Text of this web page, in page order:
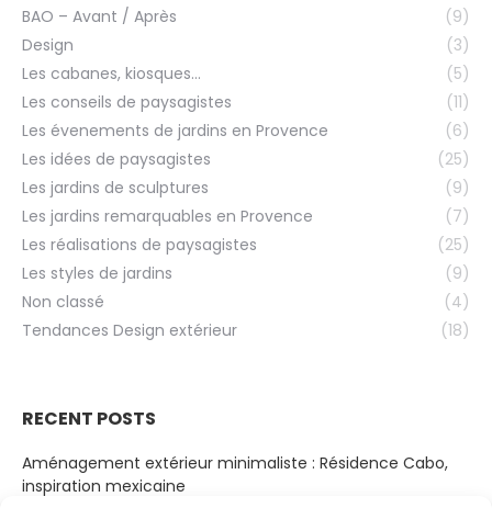
BAO – Avant / Après
(9)
Design
(3)
Les cabanes, kiosques…
(5)
Les conseils de paysagistes
(11)
Les évenements de jardins en Provence
(6)
Les idées de paysagistes
(25)
Les jardins de sculptures
(9)
Les jardins remarquables en Provence
(7)
Les réalisations de paysagistes
(25)
Les styles de jardins
(9)
Non classé
(4)
Tendances Design extérieur
(18)
RECENT POSTS
Aménagement extérieur minimaliste : Résidence Cabo,
inspiration mexicaine